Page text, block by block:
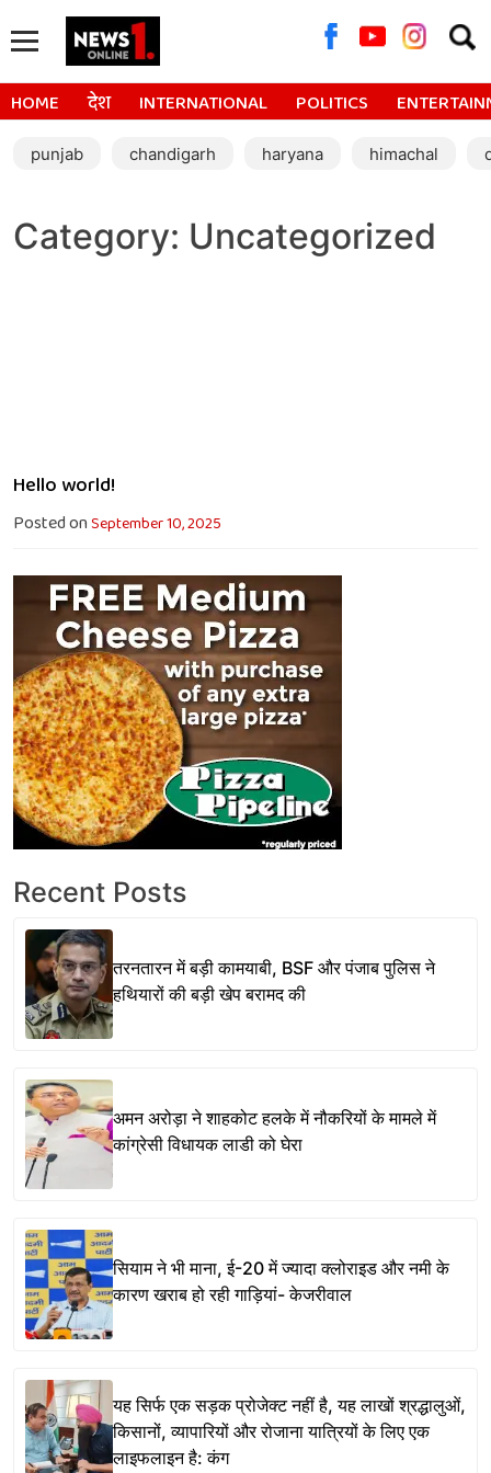
for:
HOME देश INTERNATIONAL POLITICS
punjab chandigarh haryana himachal
Category: Uncategorized
Hello world!
Posted onSeptember 10, 2025
Recent Posts
तरनतारन में बड़ी कामयाबी, BSF और पंजाब पुलिस ने
हथियारों की बड़ी खेप बरामद की
अमन अरोड़ा ने शाहकोट हलके में नौकरियों के मामले में
कांग्रेसी विधायक लाडी को घेरा
सियाम ने भी माना, ई-20 में ज्यादा क्लोराइड और नमी के
कारण खराब हो रही गाड़ियां- केजरीवाल
यह सिर्फ एक सड़क प्रोजेक्ट नहीं है, यह लाखों श्रद्धालुओं,
किसानों, व्यापारियों और रोजाना यात्रियों के लिए एक
लाइफलाइन है: कंग